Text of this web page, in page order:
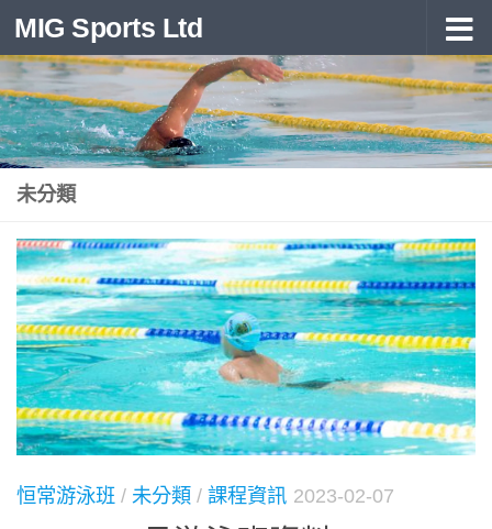
Skip to content
MIG Sports Ltd
未分類
恒常游泳班 / 未分類 / 課程資訊 2023-02-07